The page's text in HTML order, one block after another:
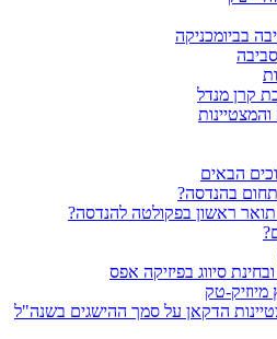
בביומכניקה
קרן מנדל
הבאים
בהנדסה?
ראשון בפקולטה להנדסה?
סיווג בפיזיקה אפס
טק
הדקאן על סמך ההישגים בשנה"ל